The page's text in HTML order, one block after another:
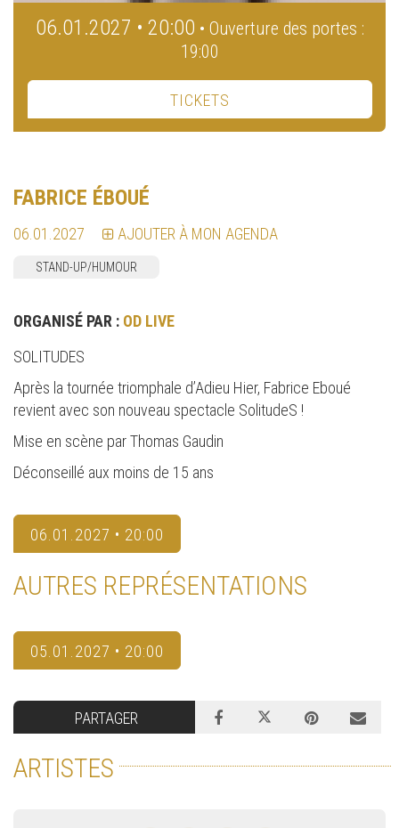
06.01.2027 • 20:00 • Ouverture des portes :
19:00
TICKETS
FABRICE ÉBOUÉ
06.01.2027 AJOUTER À MON AGENDA
STAND-UP/HUMOUR
ORGANISÉ PAR : OD LIVE
SOLITUDES
Après la tournée triomphale d’Adieu Hier, Fabrice Eboué
revient avec son nouveau spectacle SolitudeS !
Mise en scène par Thomas Gaudin
Déconseillé aux moins de 15 ans
06.01.2027 • 20:00
AUTRES REPRÉSENTATIONS
05.01.2027 • 20:00
PARTAGER
ARTISTES